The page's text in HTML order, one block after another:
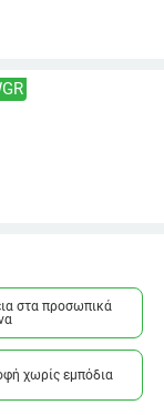
στα προσωπικά
χωρίς εμπόδια